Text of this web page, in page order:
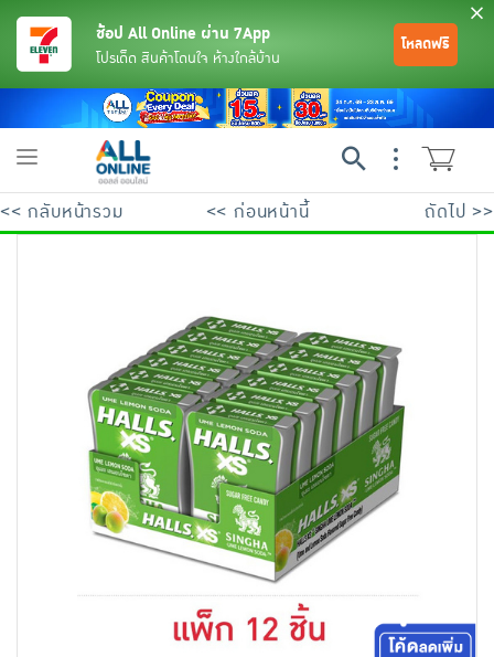
เครื่องดื่มและผงชงดื่ม
เครื่องปรุงรสและของแห้ง
พระเครื่อง test pop
ช้อป All Online ผ่าน 7App
โปรเด็ด สินค้าโดนใจ ห้างใกล้บ้าน
โหลดฟรี
Toggle
<< กลับหน้ารวม << ก่อนหน้านี้ ถัดไป >>